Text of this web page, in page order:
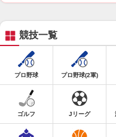
競技一覧
プロ野球 プロ野球(2軍)
ゴルフ Jリーグ